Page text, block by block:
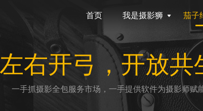
首页 我是摄影狮 茄子
左右开弓，开放共
一手抓摄影全包服务市场，一手提供软件为摄影师赋